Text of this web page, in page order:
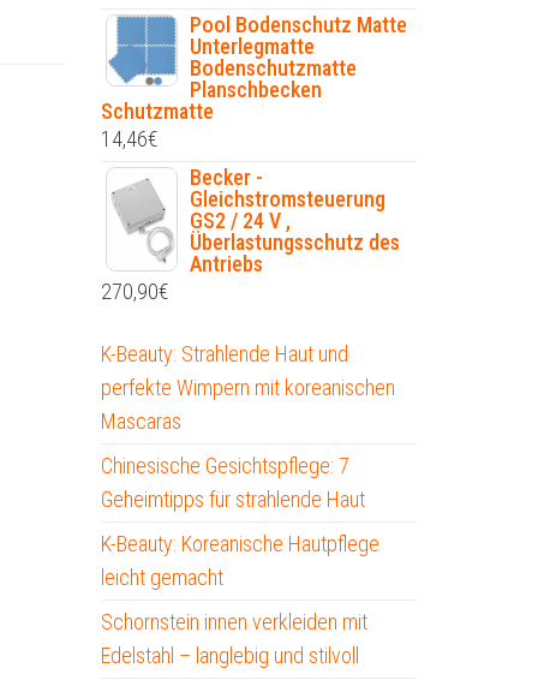
Pool Bodenschutz Matte
Unterlegmatte
Bodenschutzmatte
Planschbecken
Schutzmatte
14,46€
Becker -
Gleichstromsteuerung
GS2 / 24 V ,
Überlastungsschutz des
Antriebs
270,90€
K-Beauty: Strahlende Haut und
perfekte Wimpern mit koreanischen
Mascaras
Chinesische Gesichtspflege: 7
Geheimtipps für strahlende Haut
K-Beauty: Koreanische Hautpflege
leicht gemacht
Schornstein innen verkleiden mit
Edelstahl – langlebig und stilvoll